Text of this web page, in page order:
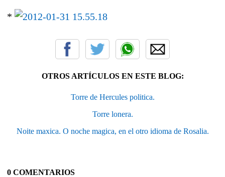
*
OTROS ARTÍCULOS EN ESTE BLOG:
Torre de Hercules politica.
Torre lonera.
Noite maxica. O noche magica, en el otro idioma de Rosalia.
0 COMENTARIOS